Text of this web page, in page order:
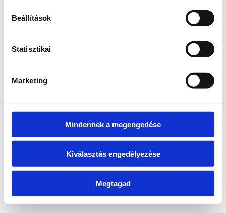
Beállítások
Statisztikai
Marketing
Mindennek a megengedése
Kiválasztás engedélyezése
Megtagad